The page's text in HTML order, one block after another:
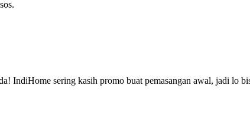
IndiHome sering kasih promo buat pemasangan awal, jadi lo